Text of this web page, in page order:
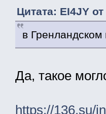
Цитата: EI4JY
в
Да, такое
https://136.su/